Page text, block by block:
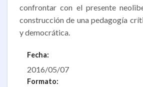
confrontar con el presente
construcción de una pedagogía
y democrática.
Fecha:
2016/05/07
Formato: